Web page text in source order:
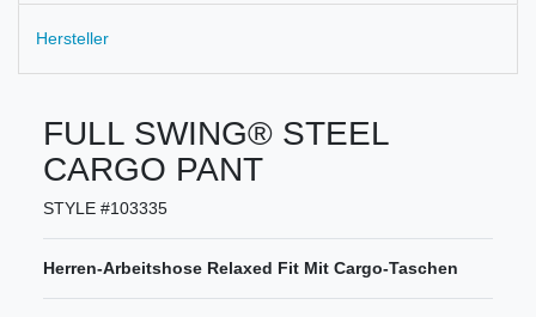
Hersteller
FULL SWING® STEEL
CARGO PANT
STYLE #103335
Herren-Arbeitshose Relaxed Fit Mit Cargo-Taschen